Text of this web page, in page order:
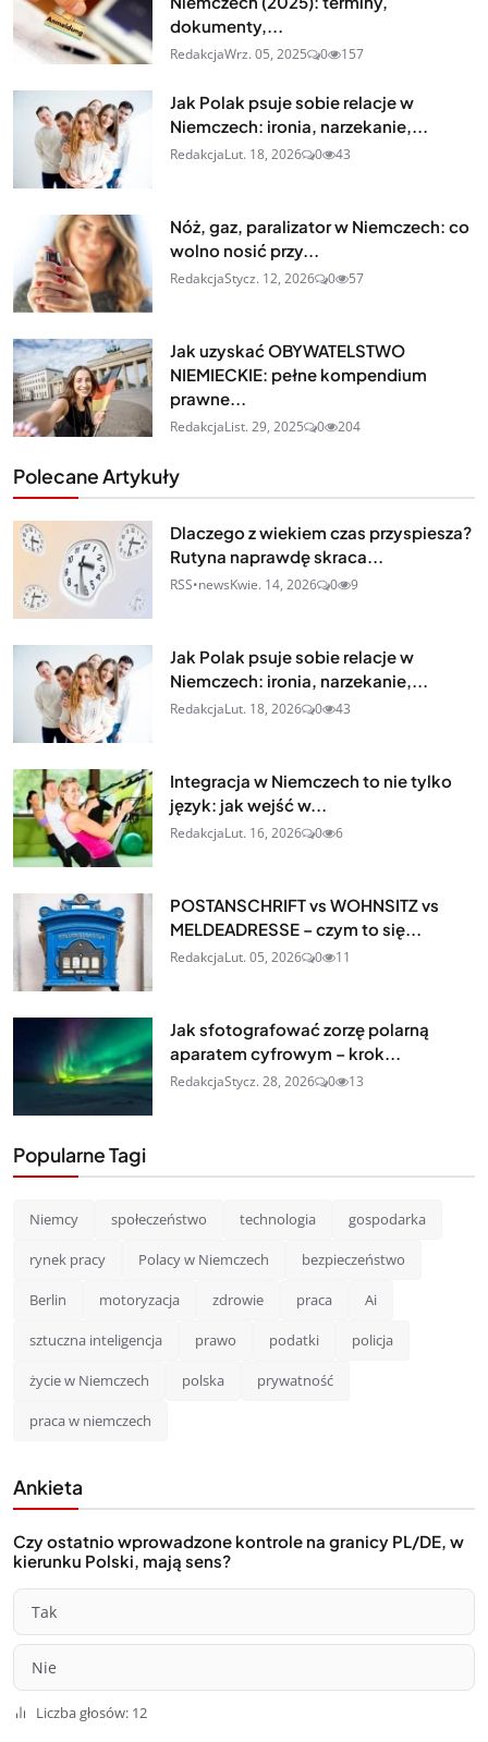
dokumenty,...
RedakcjaWrz. 05, 2025 0 157
Jak Polak psuje sobie relacje w
Niemczech: ironia, narzekanie,...
RedakcjaLut. 18, 2026 0 43
Nóż, gaz, paralizator w Niemczech: co
wolno nosić przy...
RedakcjaStycz. 12, 2026 0 57
Jak uzyskać OBYWATELSTWO
NIEMIECKIE: pełne kompendium
prawne...
RedakcjaList. 29, 2025 0 204
Polecane Artykuły
Dlaczego z wiekiem czas przyspiesza?
Rutyna naprawdę skraca...
RSS•newsKwie. 14, 2026 0 9
Jak Polak psuje sobie relacje w
Niemczech: ironia, narzekanie,...
RedakcjaLut. 18, 2026 0 43
Integracja w Niemczech to nie tylko
język: jak wejść w...
RedakcjaLut. 16, 2026 0 6
POSTANSCHRIFT vs WOHNSITZ vs
MELDEADRESSE – czym to się...
RedakcjaLut. 05, 2026 0 11
Jak sfotografować zorzę polarną
aparatem cyfrowym – krok...
RedakcjaStycz. 28, 2026 0 13
Popularne Tagi
Niemcy społeczeństwo technologia gospodarka
rynek pracy Polacy w Niemczech bezpieczeństwo
Berlin motoryzacja zdrowie praca Ai
sztuczna inteligencja prawo podatki policja
życie w Niemczech polska prywatność
praca w niemczech
Ankieta
Czy ostatnio wprowadzone kontrole na granicy PL/DE, w
kierunku Polski, mają sens?
Tak
Nie
Liczba głosów: 12